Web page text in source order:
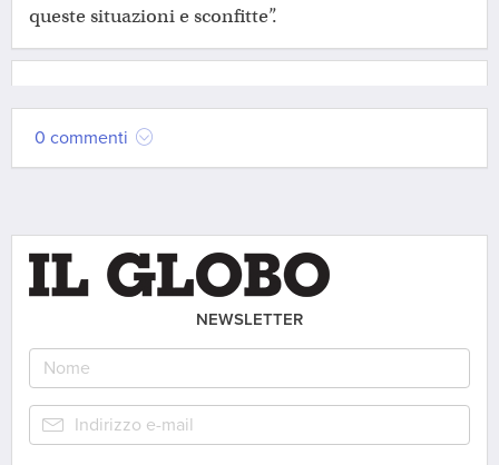
queste situazioni e sconfitte”.
0 commenti
NEWSLETTER